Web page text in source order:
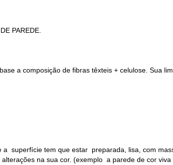
PAREDE.
a composição de fibras têxteis + celulose. Sua
a superfície tem que estar preparada, lisa, com
na sua cor. (exemplo a parede de cor